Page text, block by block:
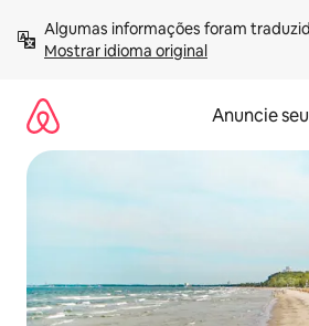
para
Mostrar idioma original
Anuncie